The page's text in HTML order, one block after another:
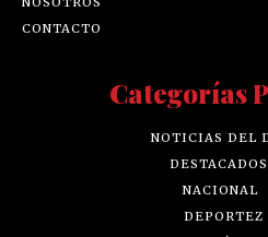
CONTACTO
Categorías
NOTICIAS DEL
DESTACADOS
NACIONAL
DEPORTEZ